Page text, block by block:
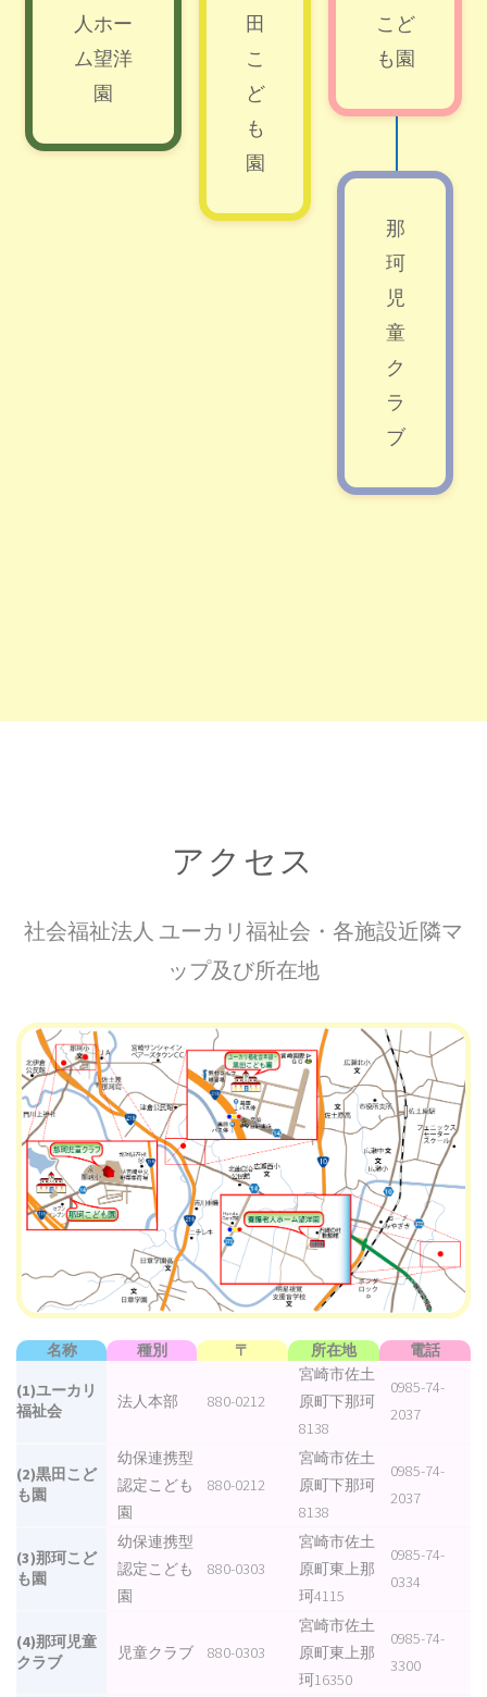
人ホー
ム望洋
園
田
こ
ど
も
園
こど
も園
那
珂
児
童
ク
ラ
ブ
アクセス
社会福祉法人 ユーカリ福祉会・各施設近隣マ
ップ及び所在地
名称 種別 〒 所在地 電話
(1)ユーカリ
福祉会
法人本部 880-0212
宮崎市佐土
原町下那珂
8138
0985-74-
2037
(2)黒田こど
も園
幼保連携型
認定こども
園
880-0212
宮崎市佐土
原町下那珂
8138
0985-74-
2037
(3)那珂こど
も園
幼保連携型
認定こども
園
880-0303
宮崎市佐土
原町東上那
珂4115
0985-74-
0334
(4)那珂児童
クラブ
児童クラブ 880-0303
宮崎市佐土
原町東上那
珂16350
0985-74-
3300